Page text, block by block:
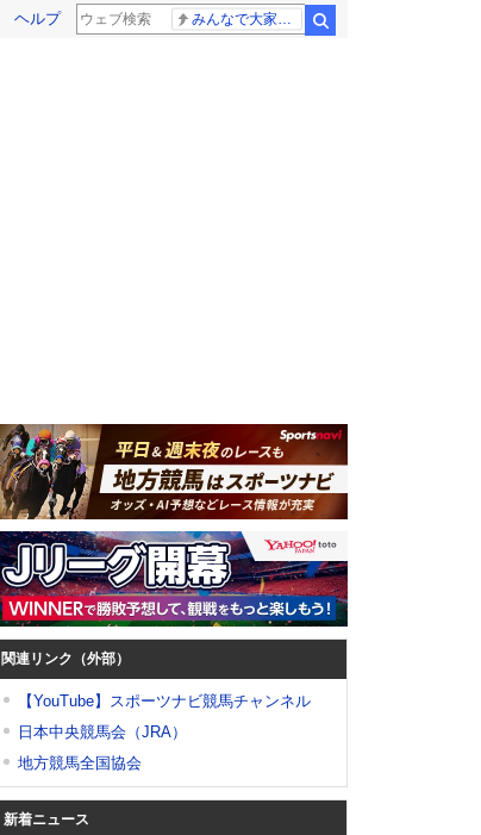
ヘルプ
関連リンク（外部）
【YouTube】スポーツナビ競馬チャンネル
日本中央競馬会（JRA）
地方競馬全国協会
新着ニュース